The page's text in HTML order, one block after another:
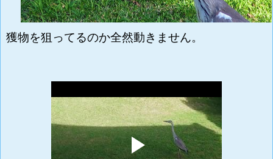
獲物を狙ってるのか全然動きません。